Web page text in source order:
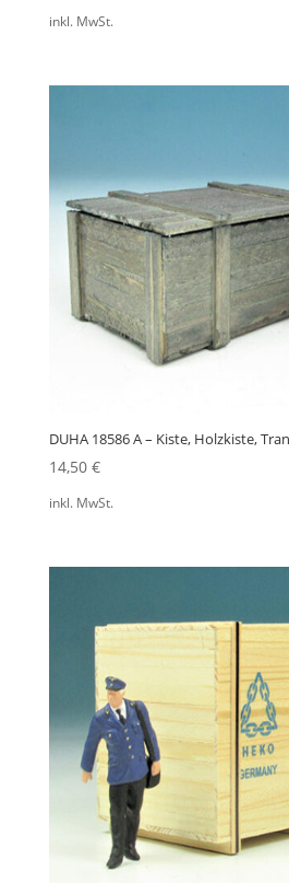
inkl. MwSt.
DUHA 18586 A – Kiste, Holzkiste,
14,50 €
inkl. MwSt.